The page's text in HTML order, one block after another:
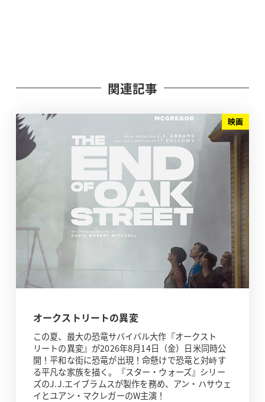
関連記事
映画
オークストリートの異変
この夏、最大の恐竜サバイバル大作『オークスト
リートの異変』が2026年8月14日（金）日米同時公
開！平和な街に恐竜が出現！命懸けで恐竜と対峙す
る平凡な家族を描く。『スター・ウォーズ』シリー
ズのJ.J.エイブラムスが製作を務め、アン・ハサウェ
イとユアン・マクレガーのW主演！